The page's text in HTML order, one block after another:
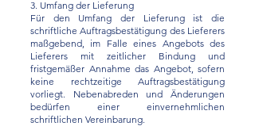
3. Umfang der Lieferung
Für den Umfang der Lieferung ist die
schriftliche Auftragsbestätigung des Lieferers
maßgebend, im Falle eines Angebots des
Lieferers mit zeitlicher Bindung und
fristgemäßer Annahme das Angebot, sofern
keine rechtzeitige Auftragsbestätigung
vorliegt. Nebenabreden und Änderungen
bedürfen einer einvernehmlichen
schriftlichen Vereinbarung.